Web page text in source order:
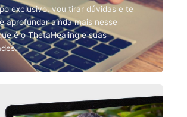
exclusivo, vou tirar dúvidas e te
aprofundar ainda mais nesse
é o ThetaHealing e suas